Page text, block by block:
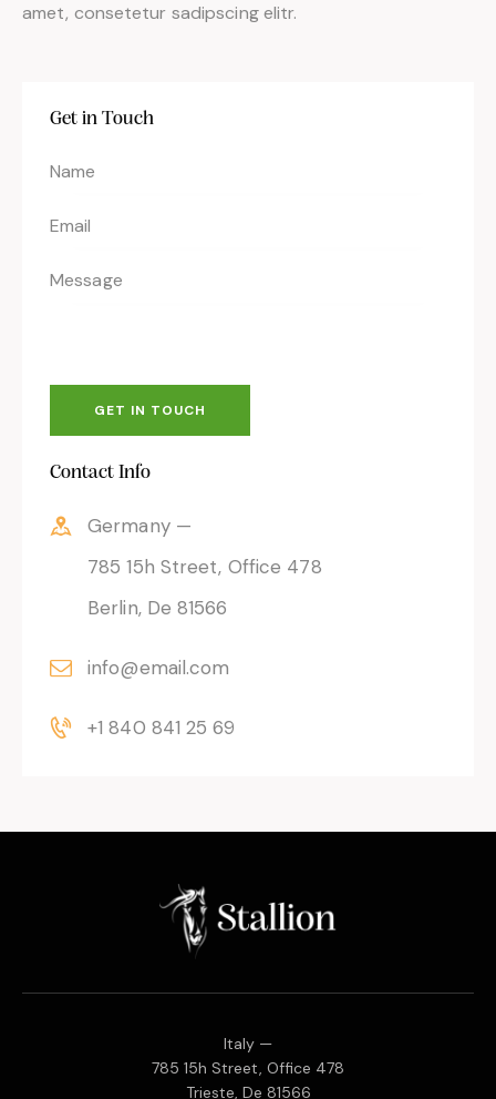
amet, consetetur sadipscing elitr.
Get in Touch
Contact Info
Germany —
785 15h Street, Office 478
Berlin, De 81566
info@email.com
+1 840 841 25 69
Italy —
785 15h Street, Office 478
Trieste, De 81566